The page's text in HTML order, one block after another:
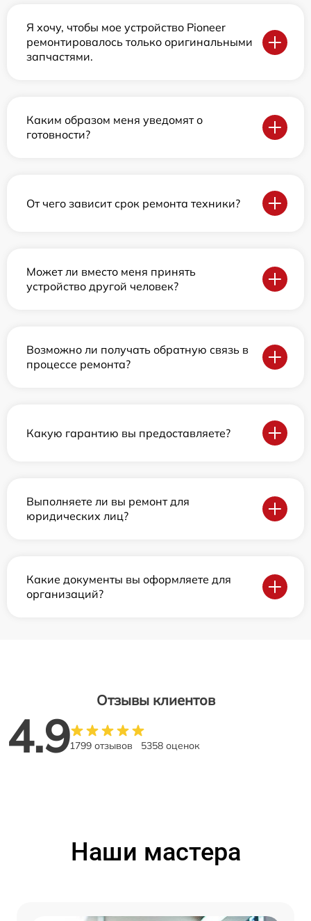
Я хочу, чтобы мое устройство Pioneer
ремонтировалось только оригинальными
запчастями.
Каким образом меня уведомят о
готовности?
От чего зависит срок ремонта техники?
Может ли вместо меня принять
устройство другой человек?
Возможно ли получать обратную связь в
процессе ремонта?
Какую гарантию вы предоставляете?
Выполняете ли вы ремонт для
юридических лиц?
Какие документы вы оформляете для
организаций?
Отзывы клиентов
4.91799 отзывов 5358 оценок
Наши мастера